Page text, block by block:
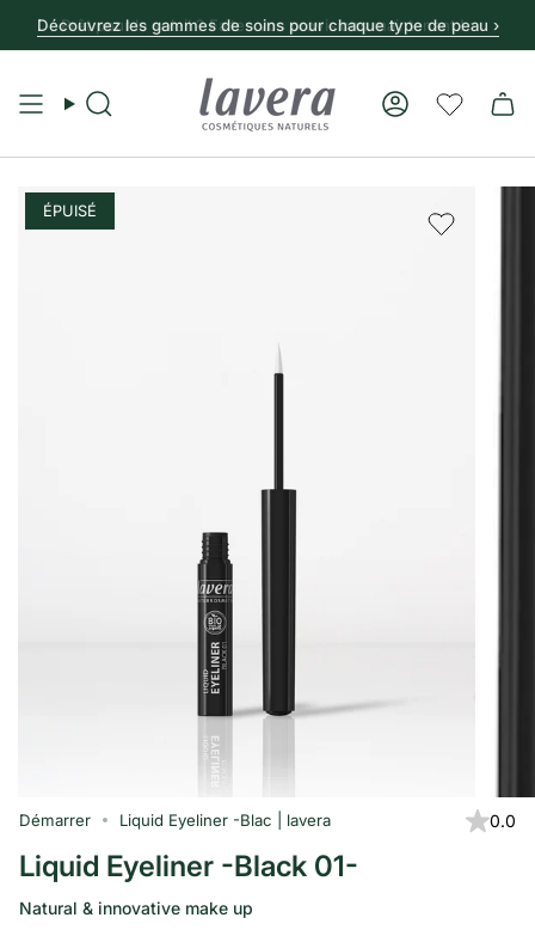
Découvrez les gammes de soins pour chaque type de peau ›
Recherche Compte
ÉPUISÉ
Démarrer Liquid Eyeliner -Blac | lavera
Liquid Eyeliner -Black 01-
0.0
Natural & innovative make up